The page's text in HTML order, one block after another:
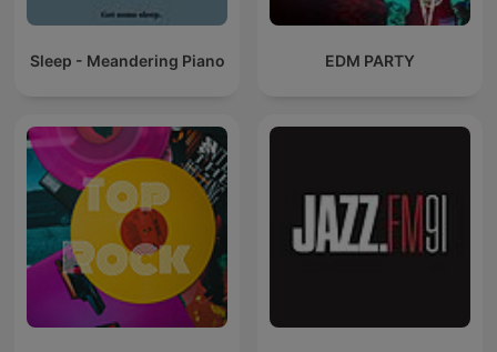
Sleep - Meandering Piano EDM PARTY